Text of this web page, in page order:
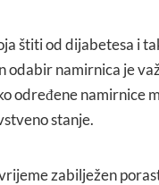
štiti od dijabetesa i
odabir namirnica je
određene namirnice
stanje.
zabilježen